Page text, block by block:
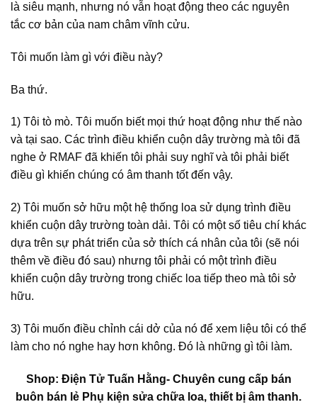
là siêu mạnh, nhưng nó vẫn hoạt động theo các nguyên
tắc cơ bản của nam châm vĩnh cửu.
Tôi muốn làm gì với điều này?
Ba thứ.
1) Tôi tò mò. Tôi muốn biết mọi thứ hoạt động như thế nào
và tại sao. Các trình điều khiển cuộn dây trường mà tôi đã
nghe ở RMAF đã khiến tôi phải suy nghĩ và tôi phải biết
điều gì khiến chúng có âm thanh tốt đến vậy.
2) Tôi muốn sở hữu một hệ thống loa sử dụng trình điều
khiển cuộn dây trường toàn dải. Tôi có một số tiêu chí khác
dựa trên sự phát triển của sở thích cá nhân của tôi (sẽ nói
thêm về điều đó sau) nhưng tôi phải có một trình điều
khiển cuộn dây trường trong chiếc loa tiếp theo mà tôi sở
hữu.
3) Tôi muốn điều chỉnh cái dở của nó để xem liệu tôi có thể
làm cho nó nghe hay hơn không. Đó là những gì tôi làm.
Shop: Điện Tử Tuấn Hằng- Chuyên cung cấp bán
buôn bán lẻ Phụ kiện sửa chữa loa, thiết bị âm thanh.